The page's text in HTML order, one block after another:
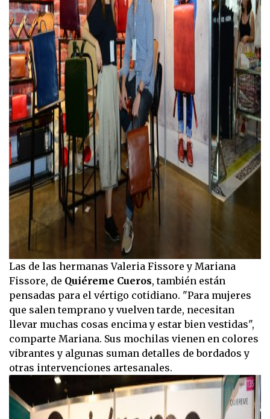
Las de las hermanas Valeria Fissore y Mariana
Fissore, de Quiéreme Cueros, también están
pensadas para el vértigo cotidiano. "Para mujeres
que salen temprano y vuelven tarde, necesitan
llevar muchas cosas encima y estar bien vestidas",
comparte Mariana. Sus mochilas vienen en colores
vibrantes y algunas suman detalles de bordados y
otras intervenciones artesanales.